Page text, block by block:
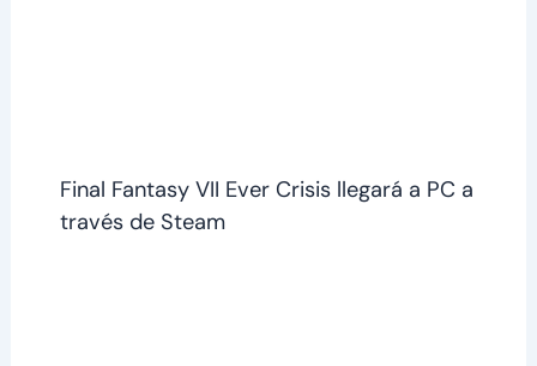
Final Fantasy VII Ever Crisis llegará a PC a
través de Steam